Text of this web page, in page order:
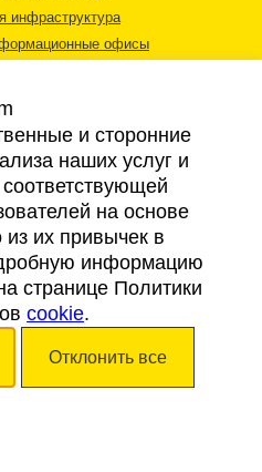
инфраструктура
офисы
информация
Туристический Совет. Все права
и сторонние
наших услуг и
на основе
их привычек в
информацию
странице Политики
cookie.
Отклонить все